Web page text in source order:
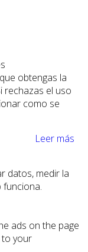
obtengas la
rechazas el uso
como se
Leer más
datos, medir la
funciona.
ads on the page
to your